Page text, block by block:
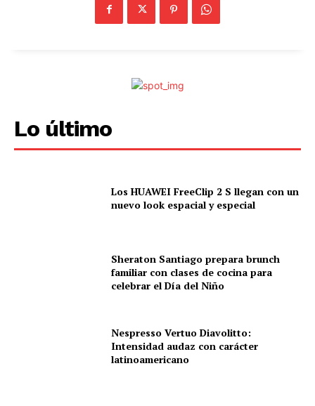
Lo último
Los HUAWEI FreeClip 2 S llegan con un
nuevo look espacial y especial
Sheraton Santiago prepara brunch
familiar con clases de cocina para
celebrar el Día del Niño
Nespresso Vertuo Diavolitto:
Intensidad audaz con carácter
latinoamericano